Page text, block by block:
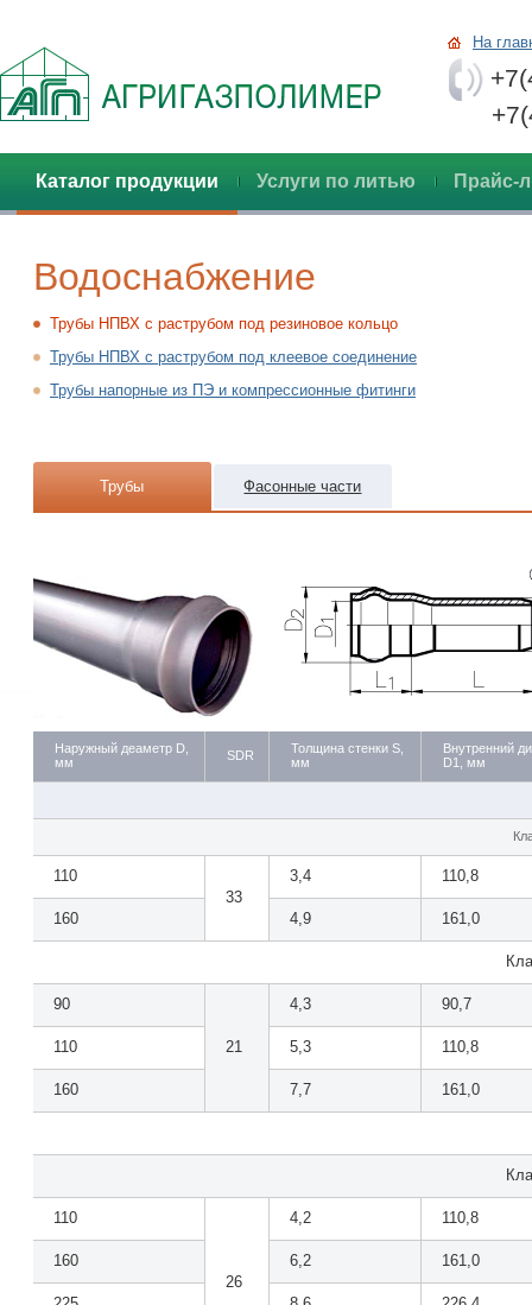
На
Каталог продукции Услуги по литью Прайс-
Водоснабжение
Трубы НПВХ с раструбом под резиновое кольцо
Трубы НПВХ с раструбом под клеевое соединение
Трубы напорные из ПЭ и компрессионные фитинги
Трубы Фасонные части
Наружный деаметр D,
мм
SDR
Толщина стенки S,
мм
Внутренний
D1, мм
110
33
3,4 110,8
160 4,9 161,0
90
21
4,3 90,7
110 5,3 110,8
160 7,7 161,0
110
26
4,2 110,8
160 6,2 161,0